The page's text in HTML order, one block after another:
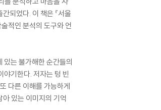
되었다. 이 책은 『서울
적인 분석의 도구와 언
있는 불가해한 순간들의
기한다. 저자는 텅 빈
다른 이해를 가능하게
있는 이미지의 기억